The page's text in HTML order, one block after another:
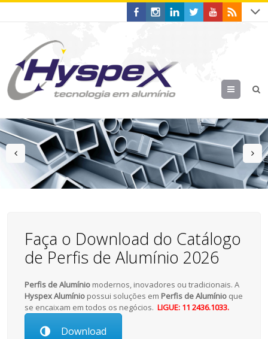
Menu
prev
Faça o Download do Catálogo
de Perfis de Alumínio 2026
Perfis de Alumínio modernos, inovadores ou tradicionais. A
Hyspex Alumínio possui soluções em Perfis de Alumínio que
se encaixam em todos os negócios.LIGUE: 11 2436.1033.
Download